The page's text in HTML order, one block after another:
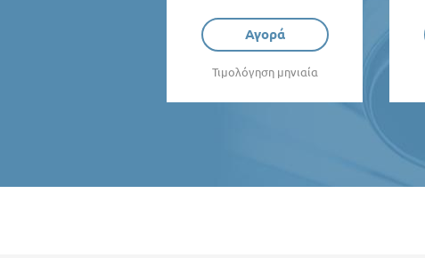
Αγορά
Τιμολόγηση μηνιαία